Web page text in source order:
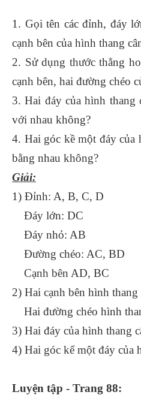
1. Gọi tên các đỉnh, đáy
cạnh bên của hình thang
2. Sử dụng thước thẳng
cạnh bên, hai đường chéo
3. Hai đáy của hình thang
với nhau không?
4. Hai góc kề một đáy của
bằng nhau không?
Giải:
1) Đỉnh: A, B, C, D
Đáy lớn: DC
Đáy nhỏ: AB
Đường chéo: AC, BD
Cạnh bên AD, BC
2) Hai cạnh bên hình thang
Hai đường chéo hình
3) Hai đáy của hình thang
4) Hai góc kể một đáy của
Luyện tập - Trang 88: